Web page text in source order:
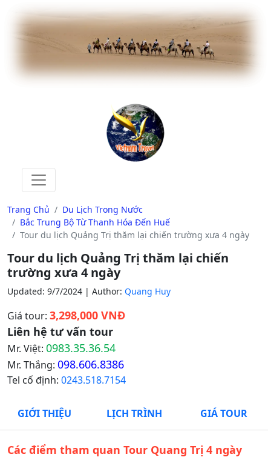
Trang Chủ
Du Lịch Trong Nước
Bắc Trung Bộ Từ Thanh Hóa Đến Huế
Tour du lịch Quảng Trị thăm lại chiến trường xưa 4 ngày
Tour du lịch Quảng Trị thăm lại chiến
trường xưa 4 ngày
Updated: 9/7/2024 | Author: Quang Huy
Giá tour: 3,298,000 VNĐ
Liên hệ tư vấn tour
Mr. Việt: 0983.35.36.54
Mr. Thắng: 098.606.8386
Tel cố định: 0243.518.7154
GIỚI THIỆU LỊCH TRÌNH GIÁ TOUR
Các điểm tham quan Tour Quang Trị 4 ngày